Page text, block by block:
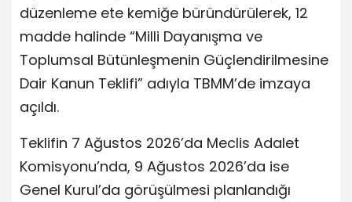
düzenleme ete kemiğe büründürülerek, 12
madde halinde “Milli Dayanışma ve
Toplumsal Bütünleşmenin Güçlendirilmesine
Dair Kanun Teklifi” adıyla TBMM’de imzaya
açıldı.
Teklifin 7 Ağustos 2026’da Meclis Adalet
Komisyonu’nda, 9 Ağustos 2026’da ise
Genel Kurul’da görüşülmesi planlandığı